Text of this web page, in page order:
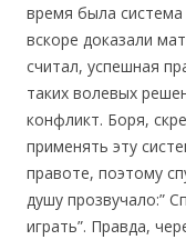
время была
вскоре доказали
считал, успешная
таких волевых
конфликт. Боря,
применять эту
правоте, поэтому
душу прозвучало:”
играть”. Правда,